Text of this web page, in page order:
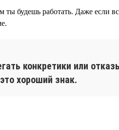
ты будешь работать. Даже
конкретики или
хороший знак.